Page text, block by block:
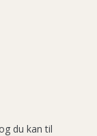
du kan til